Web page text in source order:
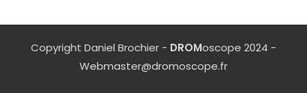
Copyright Daniel Brochier - DROMoscope 2024 -
Webmaster@dromoscope.fr